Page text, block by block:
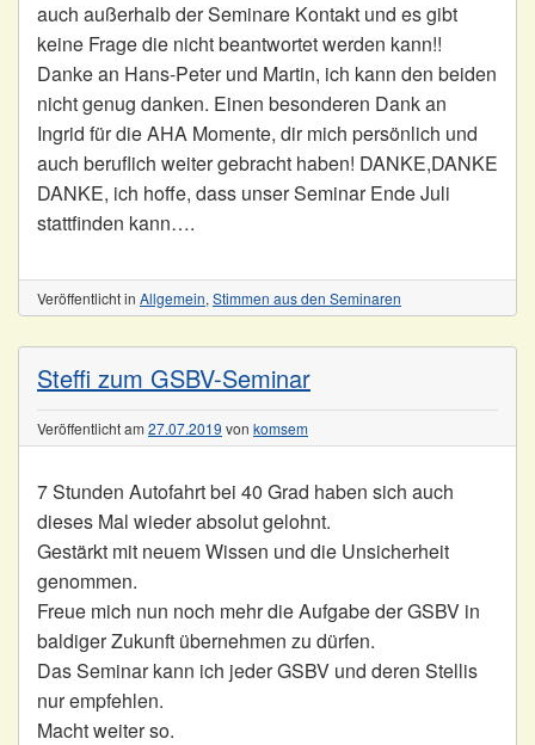
auch außerhalb der Seminare Kontakt und es gibt
keine Frage die nicht beantwortet werden kann!!
Danke an Hans-Peter und Martin, ich kann den beiden
nicht genug danken. Einen besonderen Dank an
Ingrid für die AHA Momente, dir mich persönlich und
auch beruflich weiter gebracht haben! DANKE,DANKE
DANKE, ich hoffe, dass unser Seminar Ende Juli
stattfinden kann….
Veröffentlicht in Allgemein, Stimmen aus den Seminaren
Steffi zum GSBV-Seminar
Veröffentlicht am 27.07.2019 von komsem
7 Stunden Autofahrt bei 40 Grad haben sich auch
dieses Mal wieder absolut gelohnt.
Gestärkt mit neuem Wissen und die Unsicherheit
genommen.
Freue mich nun noch mehr die Aufgabe der GSBV in
baldiger Zukunft übernehmen zu dürfen.
Das Seminar kann ich jeder GSBV und deren Stellis
nur empfehlen.
Macht weiter so.